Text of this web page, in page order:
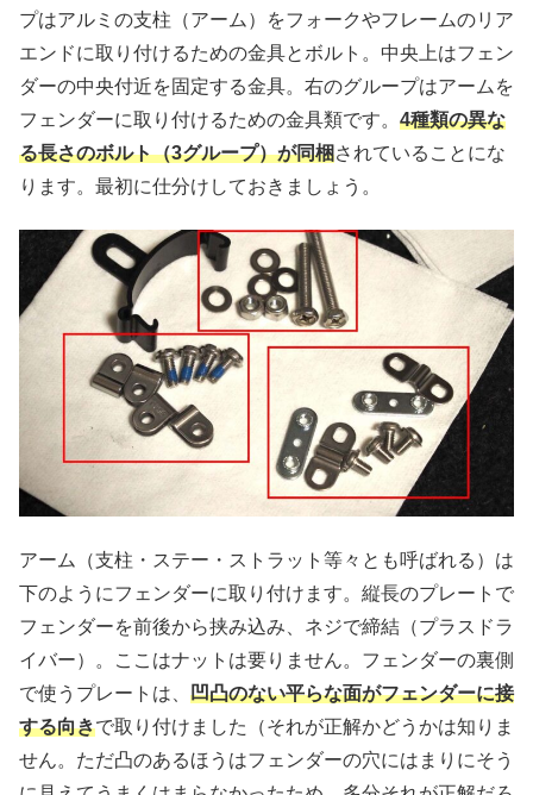
プはアルミの支柱（アーム）をフォークやフレームのリア
エンドに取り付けるための金具とボルト。中央上はフェン
ダーの中央付近を固定する金具。右のグループはアームを
フェンダーに取り付けるための金具類です。 4種類の異な
る長さのボルト（3グループ）が同梱されていることにな
ります。最初に仕分けしておきましょう。
アーム（支柱・ステー・ストラット等々とも呼ばれる）は
下のようにフェンダーに取り付けます。縦長のプレートで
フェンダーを前後から挟み込み、ネジで締結（プラスドラ
イバー）。ここはナットは要りません。フェンダーの裏側
で使うプレートは、 凹凸のない平らな面がフェンダーに接
する向きで取り付けました（それが正解かどうかは知りま
せん。ただ凸のあるほうはフェンダーの穴にはまりにそう